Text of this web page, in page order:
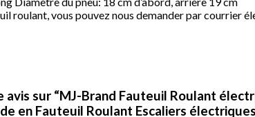
roulant, vous pouvez nous demander par courrier
avis sur “MJ-Brand Fauteuil Roulant
en Fauteuil Roulant Escaliers